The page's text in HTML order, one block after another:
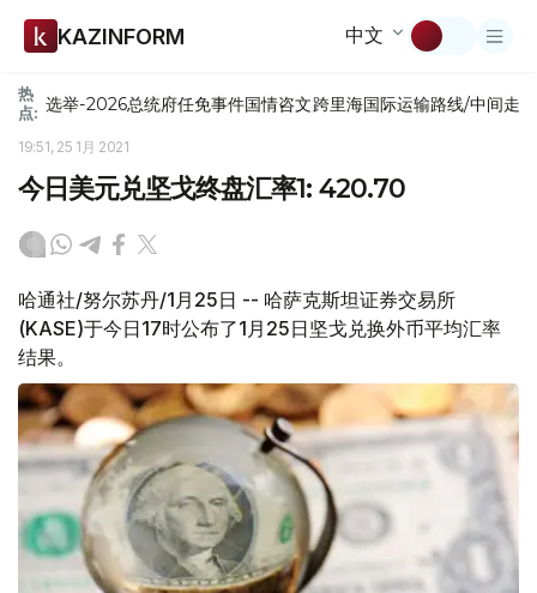
KAZINFORM 中文
热
点: 选举-2026总统府任免事件国情咨文跨里海国际运输路线/中间走廊
19:51, 25 1月 2021
今日美元兑坚戈终盘汇率1: 420.70
哈通社/努尔苏丹/1月25日 -- 哈萨克斯坦证券交易所
(KASE)于今日17时公布了1月25日坚戈兑换外币平均汇率
结果。